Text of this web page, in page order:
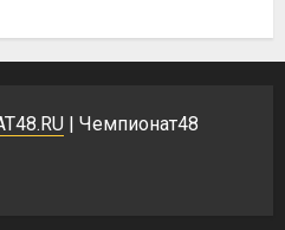
| Чемпионат48